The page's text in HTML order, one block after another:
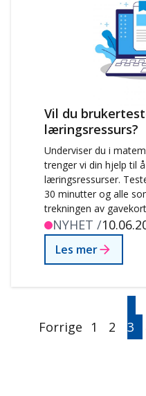
Vil du
læringsressurs?
Underviser du i
trenger vi din hjelp til
læringsressurser.
30 minutter og alle
trekningen av
NYHET /
Les mer
side
Forrige
1
2
3